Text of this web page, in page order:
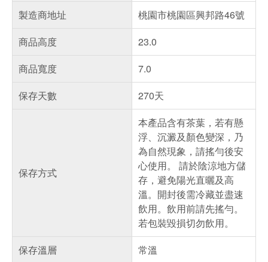
製造商地址
桃園市桃園區興邦路46號
商品高度
23.0
商品寬度
7.0
保存天數
270天
保存方式
本產品含有茶葉，若有懸
浮、沉澱及顏色變深，乃
為自然現象，請搖勻後安
心使用。 請於陰涼地方儲
存，避免陽光直曬及高
溫。開封後需冷藏並盡速
飲用。飲用前請先搖勻。
若包裝毀損切勿飲用。
保存溫層
常溫